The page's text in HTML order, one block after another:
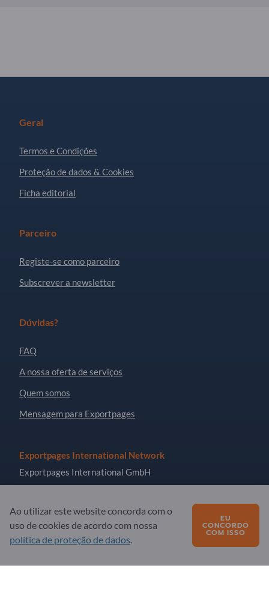
Geral
Termos e Condições
Proteção de dados & Cookies
Ficha editorial
Parceiro
Registe-se como parceiro
Subscrever a newsletter
Dúvidas?
FAQ
A nossa oferta de serviços
Quem somos
Mensagem para Exportpages
Exportpages International Network
Exportpages International GmbH
Becker-Göring-Straße 15
76307 Karlsbad
Germany
Ao utilizar este website concorda com o
uso de cookies de acordo com nossa
política de proteção de dados.
EU
CONCORDO
COM ISSO